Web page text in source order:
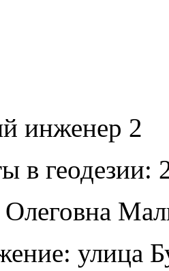
инженер 2
в геодезии:
улица